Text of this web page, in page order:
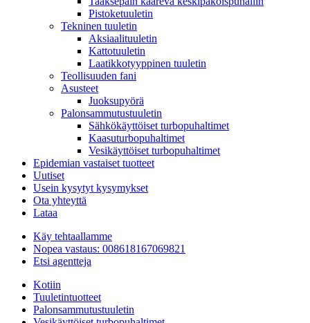
Pistoketuuletin
Tekninen tuuletin
Aksiaalituuletin
Kattotuuletin
Laatikkotyyppinen tuuletin
Teollisuuden fani
Asusteet
Juoksupyörä
Palonsammutustuuletin
Sähkökäyttöiset turbopuhaltimet
Kaasuturbopuhaltimet
Vesikäyttöiset turbopuhaltimet
Epidemian vastaiset tuotteet
Uutiset
Usein kysytyt kysymykset
Ota yhteyttä
Lataa
Käy tehtaallamme
Nopea vastaus: 008618167069821
Etsi agentteja
Kotiin
Tuuletintuotteet
Palonsammutustuuletin